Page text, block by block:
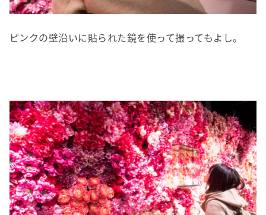
ピンクの壁沿いに貼られた鏡を使って撮ってもよし。